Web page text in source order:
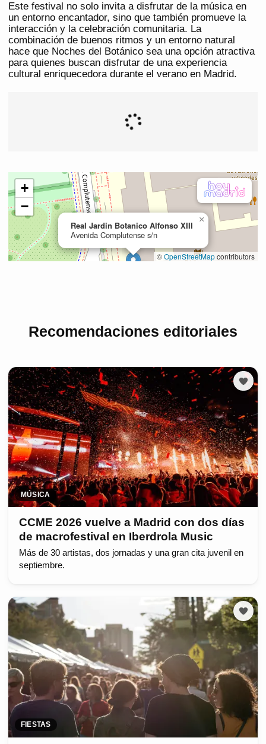
Este festival no solo invita a disfrutar de la música en
un entorno encantador, sino que también promueve la
interacción y la celebración comunitaria. La
combinación de buenos ritmos y un entorno natural
hace que Noches del Botánico sea una opción atractiva
para quienes buscan disfrutar de una experiencia
cultural enriquecedora durante el verano en Madrid.
Recomendaciones editoriales
MÚSICA
CCME 2026 vuelve a Madrid con dos días
de macrofestival en Iberdrola Music
Más de 30 artistas, dos jornadas y una gran cita juvenil en
septiembre.
FIESTAS